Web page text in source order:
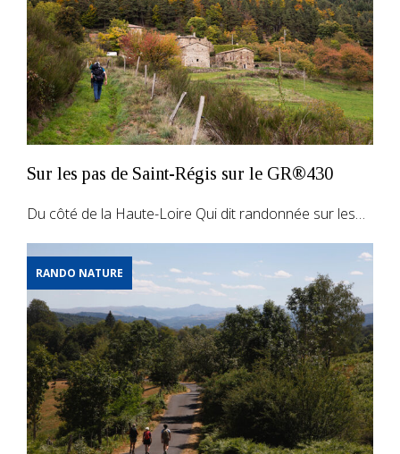
Sur les pas de Saint-Régis sur le GR®430
Du côté de la Haute-Loire Qui dit randonnée sur les…
RANDO NATURE